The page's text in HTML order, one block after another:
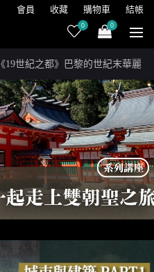
會員 收藏 購物車 結帳
0 0
《19世紀之都》巴黎的世紀末華麗